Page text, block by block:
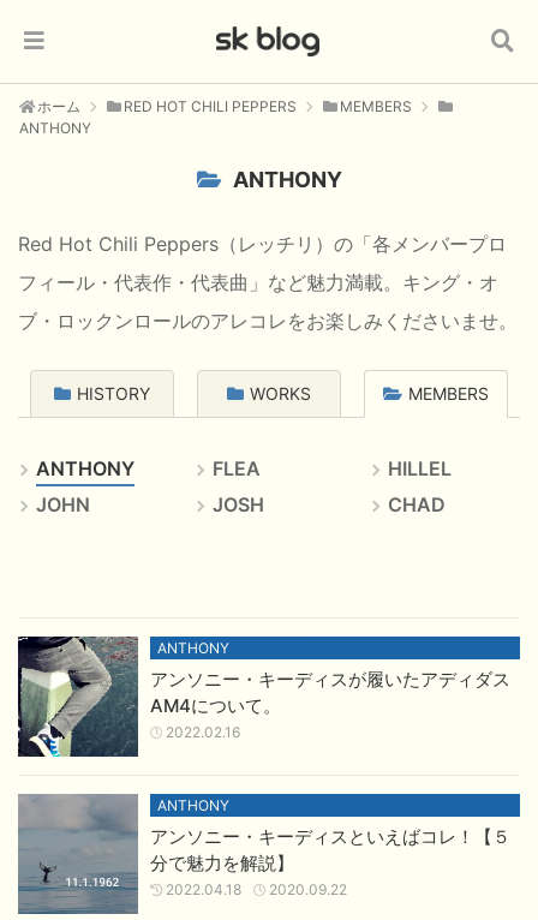
ホーム RED HOT CHILI PEPPERS
MEMBERS
ANTHONY
ANTHONY
Red Hot Chili Peppers（レッチリ）の「各メンバープロ
フィール・代表作・代表曲」など魅力満載。キング・オ
ブ・ロックンロールのアレコレをお楽しみくださいませ。
HISTORY WORKS MEMBERS
ANTHONY FLEA
HILLEL
JOHN
JOSH CHAD
ANTHONY
アンソニー・キーディスが履いたアディダス
AM4について。
2022.02.16
ANTHONY
アンソニー・キーディスといえばコレ！【５
分で魅力を解説】
2020.09.22
2022.04.18